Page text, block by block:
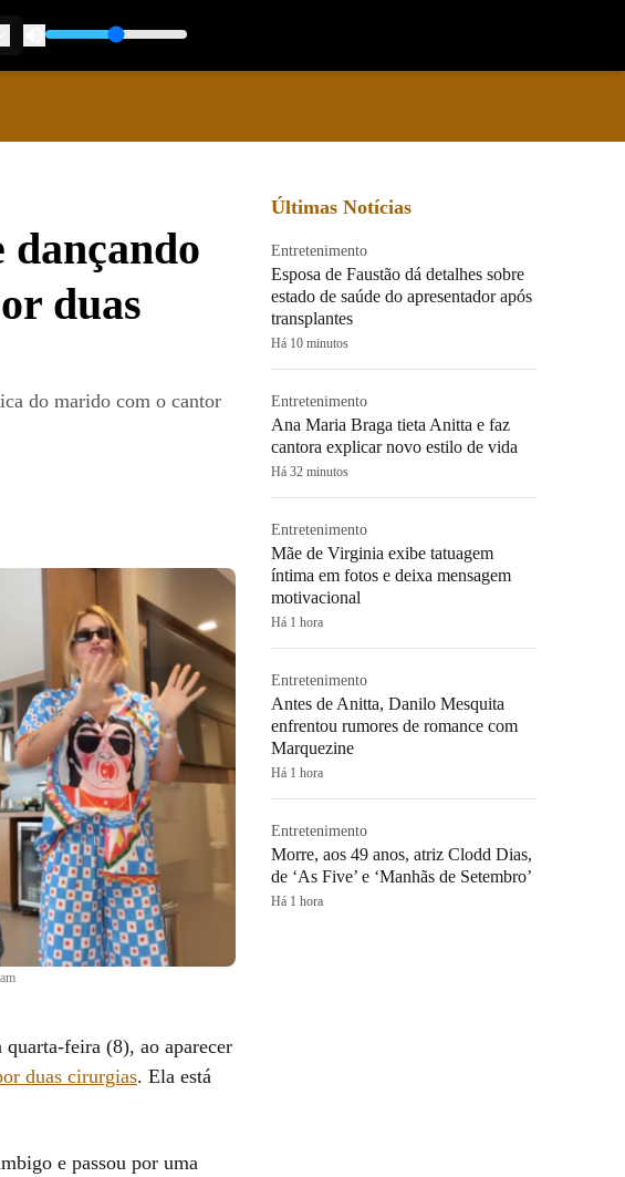
dançando
duas
do marido com o cantor
quarta-feira (8), ao aparecer
duas cirurgias. Ela está
e passou por uma
Últimas Notícias
Entretenimento
Esposa de Faustão dá detalhes sobre
estado de saúde do apresentador após
transplantes
Há 10 minutos
Entretenimento
Ana Maria Braga tieta Anitta e faz
cantora explicar novo estilo de vida
Há 32 minutos
Entretenimento
Mãe de Virginia exibe tatuagem
íntima em fotos e deixa mensagem
motivacional
Há 1 hora
Entretenimento
Antes de Anitta, Danilo Mesquita
enfrentou rumores de romance com
Marquezine
Há 1 hora
Entretenimento
Morre, aos 49 anos, atriz Clodd Dias,
de ‘As Five’ e ‘Manhãs de Setembro’
Há 1 hora